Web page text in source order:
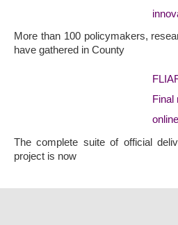
More than 100 policymakers,
have gathered in County
Final
online
The complete suite of official
project is now